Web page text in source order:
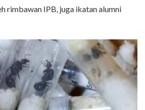
rimbawan IPB, juga ikatan alumni